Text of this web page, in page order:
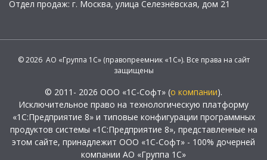
Отдел продаж: г. Москва, улица Селезнёвская, дом 21
© 2026 АО «Группа 1С» (правопреемник «1С»). Все права на сайт
защищены
© 2011- 2026 ООО «1С-Софт» (о компании).
Исключительное право на технологическую платформу
«1С:Предприятие 8» и типовые конфигурации программных
продуктов системы «1С:Предприятие 8», представленные на
этом сайте, принадлежит ООО «1С-Софт» - 100% дочерней
компании АО «Группа 1С»